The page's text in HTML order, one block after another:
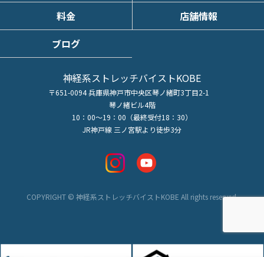
料金
店舗情報
ブログ
神経系ストレッチバイストKOBE
〒651-0094 兵庫県神戸市中央区琴ノ緒町3丁目2-1
琴ノ緒ビル4階
10：00～19：00（最終受付18：30）
JR神戸線 三ノ宮駅より徒歩3分
COPYRIGHT © 神経系ストレッチバイストKOBE All rights reserved.